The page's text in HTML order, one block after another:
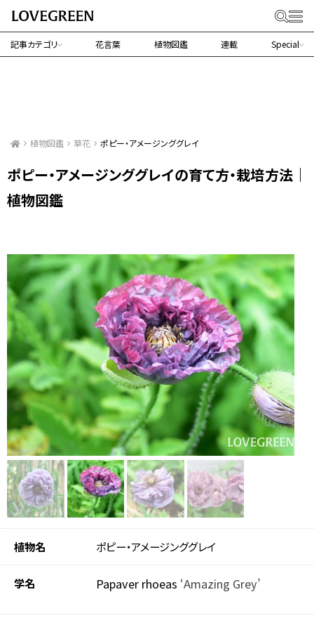
記事カテゴリ 花言葉 植物図鑑 連載 Special
植物図鑑 草花 ポピー・アメージンググレイ
ポピー・アメージンググレイの育て方・栽培方法｜
植物図鑑
植物名 ポピー・アメージンググレイ
学名 Papaver rhoeas ‘Amazing Grey’